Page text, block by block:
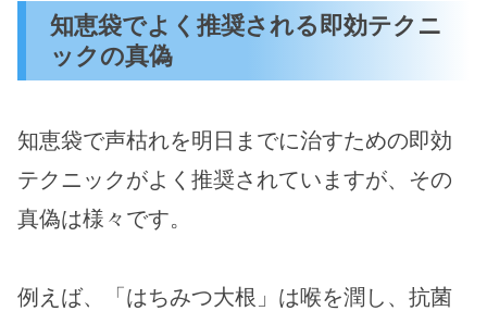
知恵袋でよく推奨される即効テクニ
ックの真偽
知恵袋で声枯れを明日までに治すための即効
テクニックがよく推奨されていますが、その
真偽は様々です。
例えば、「はちみつ大根」は喉を潤し、抗菌